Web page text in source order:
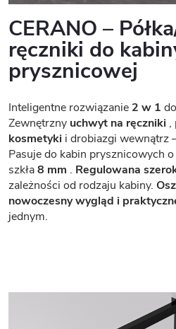
CERANO –
ręczniki do
prysznicowej
Inteligentne rozwiązanie 2 w 1
Zewnętrzny uchwyt na ręczniki ,
kosmetyki i drobiazgi wewnątrz
Pasuje do kabin prysznicowych
szkła8 mm . Regulowana
zależności od rodzaju kabiny.
nowoczesny wygląd i
jednym.